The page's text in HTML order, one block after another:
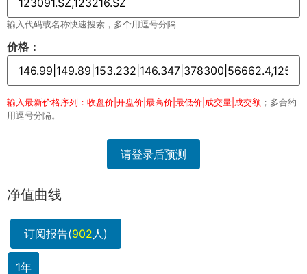
输入代码或名称快速搜索，多个用逗号分隔
价格：
输入最新价格序列：收盘价|开盘价|最高价|最低价|成交量|成交额 ；多合约
用逗号分隔。
请登录后预测
净值曲线
订阅报告(902人)
1年